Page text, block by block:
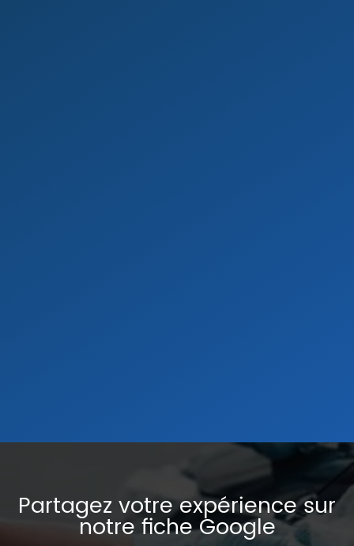
Partagez votre expérience sur
notre fiche Google